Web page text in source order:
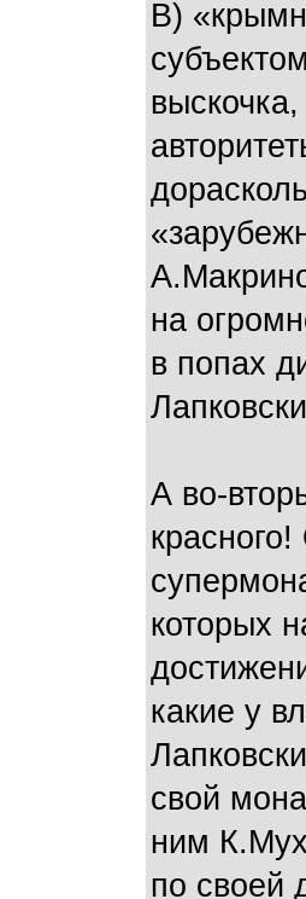
В)
на
в попах
А во-
которых
какие у
свой
ним
по своей